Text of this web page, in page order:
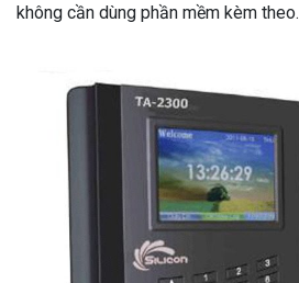
không cần dùng phần mềm kèm theo.